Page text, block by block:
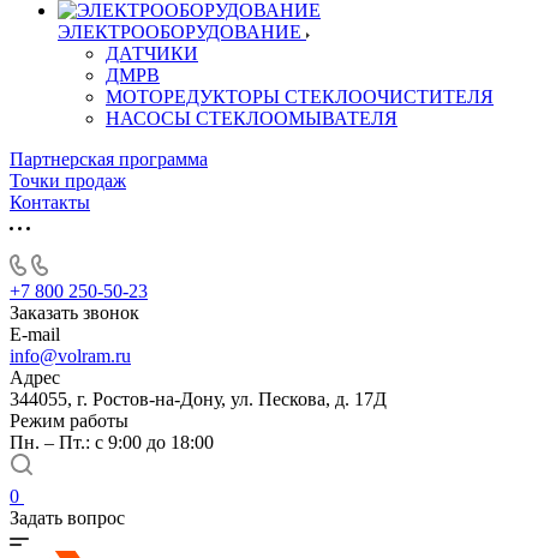
ЭЛЕКТРООБОРУДОВАНИЕ
ДАТЧИКИ
ДМРВ
МОТОРЕДУКТОРЫ СТЕКЛООЧИСТИТЕЛЯ
НАСОСЫ СТЕКЛООМЫВАТЕЛЯ
Партнерская программа
Точки продаж
Контакты
+7 800 250-50-23
Заказать звонок
E-mail
info@volram.ru
Адрес
344055, г. Ростов-на-Дону, ул. Пескова, д. 17Д
Режим работы
Пн. – Пт.: с 9:00 до 18:00
0
Задать вопрос